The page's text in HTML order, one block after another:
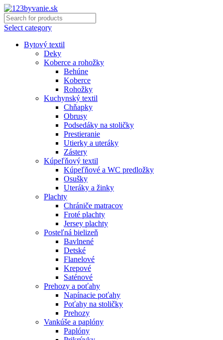
Select category
Bytový textil
Deky
Koberce a rohožky
Behúne
Koberce
Rohožky
Kuchynský textil
Chňapky
Obrusy
Podsedáky na stoličky
Prestieranie
Utierky a uteráky
Zástery
Kúpeľňový textil
Kúpeľňové a WC predložky
Osušky
Uteráky a žinky
Plachty
Chrániče matracov
Froté plachty
Jersey plachty
Posteľná bielizeň
Bavlnené
Detské
Flanelové
Krepové
Saténové
Prehozy a poťahy
Napínacie poťahy
Poťahy na stoličky
Prehozy
Vankúše a paplóny
Paplóny